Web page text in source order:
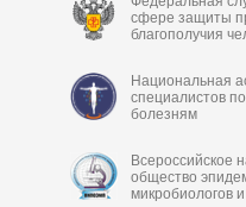
сфере защиты
благополучия
Национальная
специалистов
болезням
Всероссийское
общество
микробиологов